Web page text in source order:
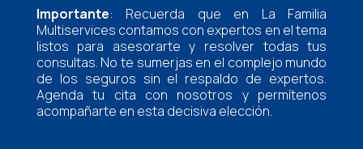
Importante: Recuerda que en La Familia
Multiservices contamos con expertos en el tema
listos para asesorarte y resolver todas tus
consultas. No te sumerjas en el complejo mundo
de los seguros sin el respaldo de expertos.
Agenda tu cita con nosotros y permítenos
acompañarte en esta decisiva elección.